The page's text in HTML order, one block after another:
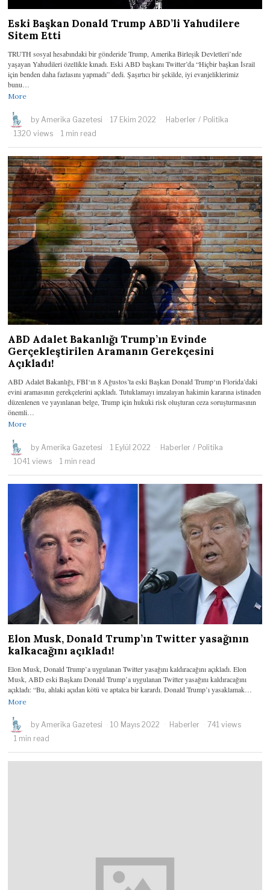
Eski Başkan Donald Trump ABD’li Yahudilere
Sitem Etti
TRUTH sosyal hesabındaki bir gönderide Trump, Amerika Birleşik Devletleri’nde
yaşayan Yahudileri özellikle kınadı. Eski ABD başkanı Twitter’da “Hiçbir başkan İsrail
için benden daha fazlasını yapmadı” dedi. Şaşırtıcı bir şekilde, iyi evanjeliklerimiz
bunu…
More
byAmerika Gazetesi 17 Ekim 2022 Haberler / Politika
1320 views
1 min read
ABD Adalet Bakanlığı Trump’ın Evinde
Gerçekleştirilen Aramanın Gerekçesini
Açıkladı!
ABD Adalet Bakanlığı, FBI‘ın 8 Ağustos’ta eski Başkan Donald Trump‘ın Florida’daki
evini aramasının gerekçelerini açıkladı. Tutuklamayı imzalayan hakimin kararına istinaden
düzenlenen ve yayınlanan belge, Trump için hukuki risk oluşturan ceza soruşturmasının
önemli…
More
by Amerika Gazetesi 1 Eylül 2022 Haberler / Politika
1041 views
1 min read
Elon Musk, Donald Trump’ın Twitter yasağının
kalkacağını açıkladı!
Elon Musk, Donald Trump’a uygulanan Twitter yasağını kaldıracağını açıkladı. Elon
Musk, ABD eski Başkanı Donald Trump’a uygulanan Twitter yasağını kaldıracağını
açıkladı: “Bu, ahlaki açıdan kötü ve aptalca bir karardı. Donald Trump’ı yasaklamak…
More
byAmerika Gazetesi 10 Mayıs 2022 Haberler
741 views
1 min read